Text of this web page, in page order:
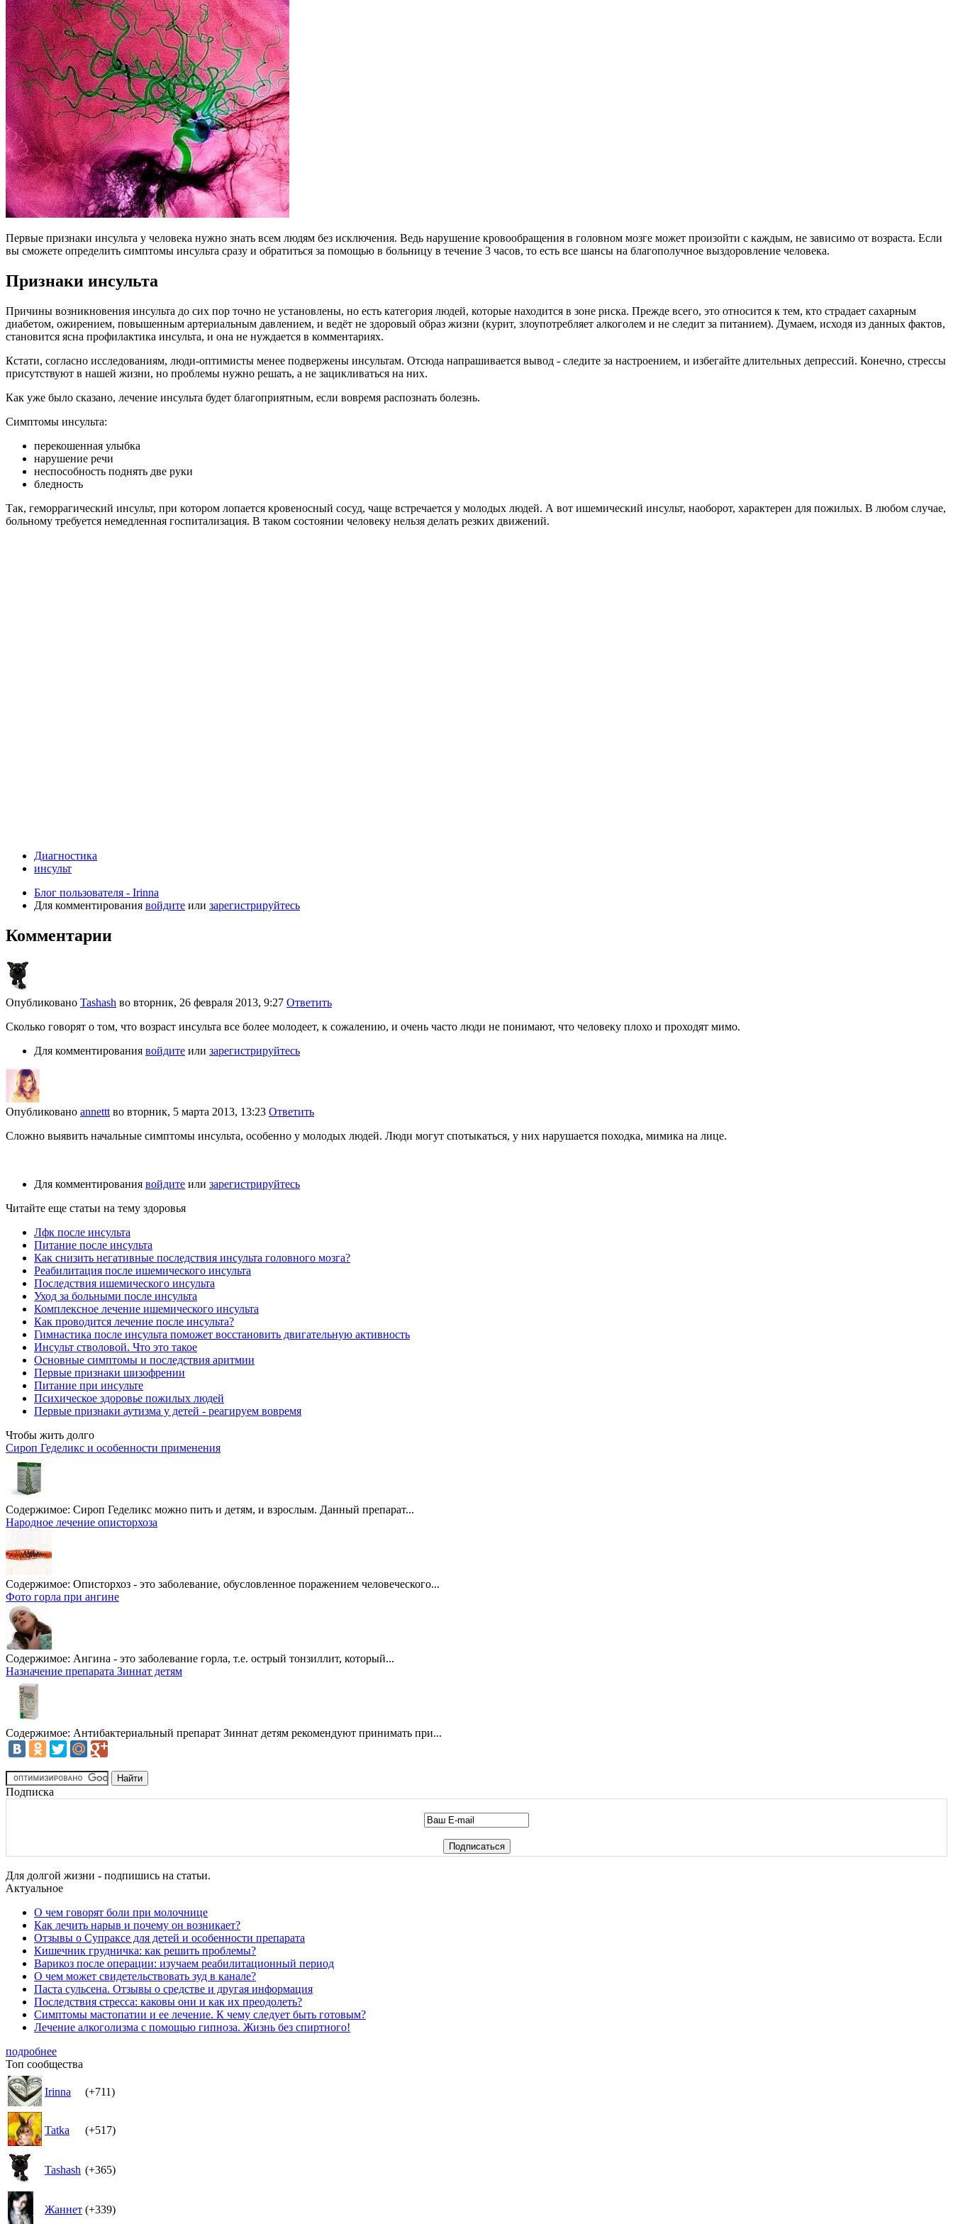
Первые признаки инсульта у человека нужно знать всем людям без исключения. Ведь нарушение кровообращения в головном мозге может произойти с каждым, не зависимо от возраста. Если
вы сможете определить симптомы инсульта сразу и обратиться за помощью в больницу в течение 3 часов, то есть все шансы на благополучное выздоровление человека.
Признаки инсульта
Причины возникновения инсульта до сих пор точно не установлены, но есть категория людей, которые находится в зоне риска. Прежде всего, это относится к тем, кто страдает сахарным
диабетом, ожирением, повышенным артериальным давлением, и ведёт не здоровый образ жизни (курит, злоупотребляет алкоголем и не следит за питанием). Думаем, исходя из данных фактов,
становится ясна профилактика инсульта, и она не нуждается в комментариях.
Кстати, согласно исследованиям, люди-оптимисты менее подвержены инсультам. Отсюда напрашивается вывод - следите за настроением, и избегайте длительных депрессий. Конечно, стрессы
присутствуют в нашей жизни, но проблемы нужно решать, а не зацикливаться на них.
Как уже было сказано, лечение инсульта будет благоприятным, если вовремя распознать болезнь.
Симптомы инсульта:
перекошенная улыбка
нарушение речи
неспособность поднять две руки
бледность
Так, геморрагический инсульт, при котором лопается кровеносный сосуд, чаще встречается у молодых людей. А вот ишемический инсульт, наоборот, характерен для пожилых. В любом случае,
больному требуется немедленная госпитализация. В таком состоянии человеку нельзя делать резких движений.
Диагностика
инсульт
Блог пользователя - Irinna
Для комментирования войдите или зарегистрируйтесь
Комментарии
Опубликовано Tashash во вторник, 26 февраля 2013, 9:27 Ответить
Сколько говорят о том, что возраст инсульта все более молодеет, к сожалению, и очень часто люди не понимают, что человеку плохо и проходят мимо.
Для комментирования войдите или зарегистрируйтесь
Опубликовано annettt во вторник, 5 марта 2013, 13:23 Ответить
Сложно выявить начальные симптомы инсульта, особенно у молодых людей. Люди могут спотыкаться, у них нарушается походка, мимика на лице.
Для комментирования войдите или зарегистрируйтесь
Читайте еще статьи на тему здоровья
Лфк после инсульта
Питание после инсульта
Как снизить негативные последствия инсульта головного мозга?
Реабилитация после ишемического инсульта
Последствия ишемического инсульта
Уход за больными после инсульта
Комплексное лечение ишемического инсульта
Как проводится лечение после инсульта?
Гимнастика после инсульта поможет восстановить двигательную активность
Инсульт стволовой. Что это такое
Основные симптомы и последствия аритмии
Первые признаки шизофрении
Питание при инсульте
Психическое здоровье пожилых людей
Первые признаки аутизма у детей - реагируем вовремя
Чтобы жить долго
Сироп Геделикс и особенности применения
Содержимое: Сироп Геделикс можно пить и детям, и взрослым. Данный препарат...
Народное лечение описторхоза
Содержимое: Описторхоз - это заболевание, обусловленное поражением человеческого...
Фото горла при ангине
Содержимое: Ангина - это заболевание горла, т.е. острый тонзиллит, который...
Назначение препарата Зиннат детям
Содержимое: Антибактериальный препарат Зиннат детям рекомендуют принимать при...
Подписка
Для долгой жизни - подпишись на статьи.
Актуальное
О чем говорят боли при молочнице
Как лечить нарыв и почему он возникает?
Отзывы о Супраксе для детей и особенности препарата
Кишечник грудничка: как решить проблемы?
Варикоз после операции: изучаем реабилитационный период
О чем может свидетельствовать зуд в канале?
Паста сульсена. Отзывы о средстве и другая информация
Последствия стресса: каковы они и как их преодолеть?
Симптомы мастопатии и ее лечение. К чему следует быть готовым?
Лечение алкоголизма с помощью гипноза. Жизнь без спиртного!
подробнее
Топ сообщества
Irinna (+711)
Tatka (+517)
Tashash (+365)
Жаннет (+339)